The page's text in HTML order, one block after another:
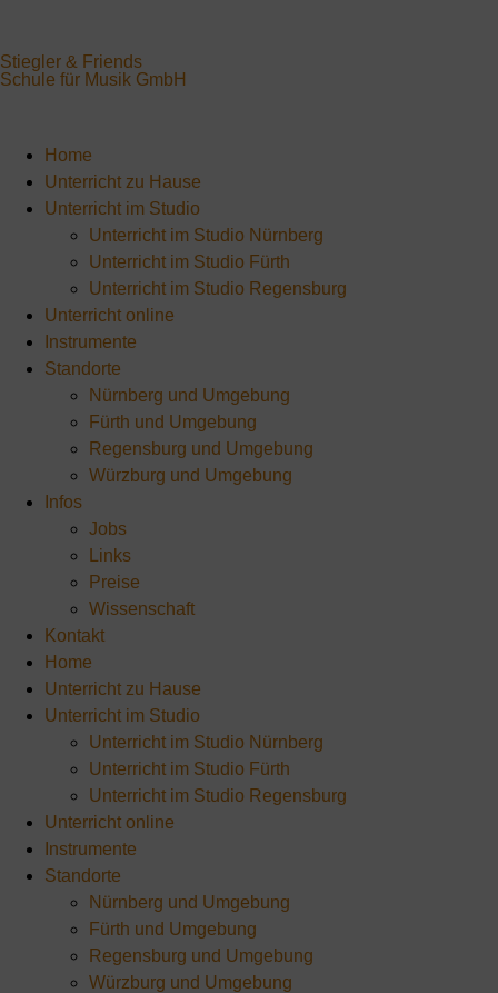
Stiegler & Friends
Schule für Musik GmbH
Home
Unterricht zu Hause
Unterricht im Studio
Unterricht im Studio Nürnberg
Unterricht im Studio Fürth
Unterricht im Studio Regensburg
Unterricht online
Instrumente
Standorte
Nürnberg und Umgebung
Fürth und Umgebung
Regensburg und Umgebung
Würzburg und Umgebung
Infos
Jobs
Links
Preise
Wissenschaft
Kontakt
Home
Unterricht zu Hause
Unterricht im Studio
Unterricht im Studio Nürnberg
Unterricht im Studio Fürth
Unterricht im Studio Regensburg
Unterricht online
Instrumente
Standorte
Nürnberg und Umgebung
Fürth und Umgebung
Regensburg und Umgebung
Würzburg und Umgebung